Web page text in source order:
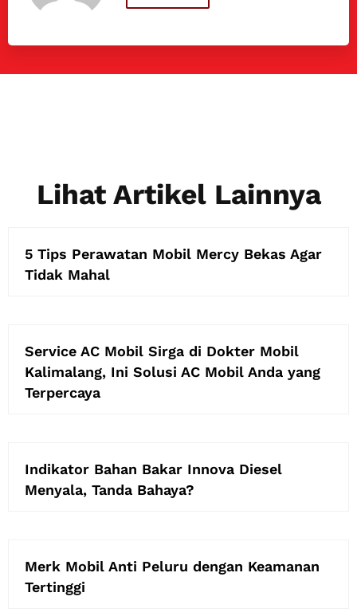
Lihat Artikel Lainnya
5 Tips Perawatan Mobil Mercy Bekas Agar
Tidak Mahal
Service AC Mobil Sirga di Dokter Mobil
Kalimalang, Ini Solusi AC Mobil Anda yang
Terpercaya
Indikator Bahan Bakar Innova Diesel
Menyala, Tanda Bahaya?
Merk Mobil Anti Peluru dengan Keamanan
Tertinggi